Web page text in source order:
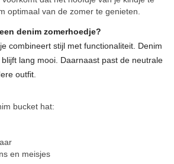
optimaal van de zomer te genieten.
denim zomerhoedje?
combineert stijl met functionaliteit. Denim
lang mooi. Daarnaast past de neutrale
outfit.
bucket hat:
en meisjes